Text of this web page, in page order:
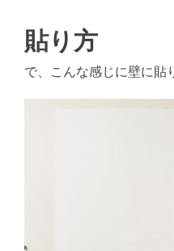
貼り方
で、こんな感じに壁に貼